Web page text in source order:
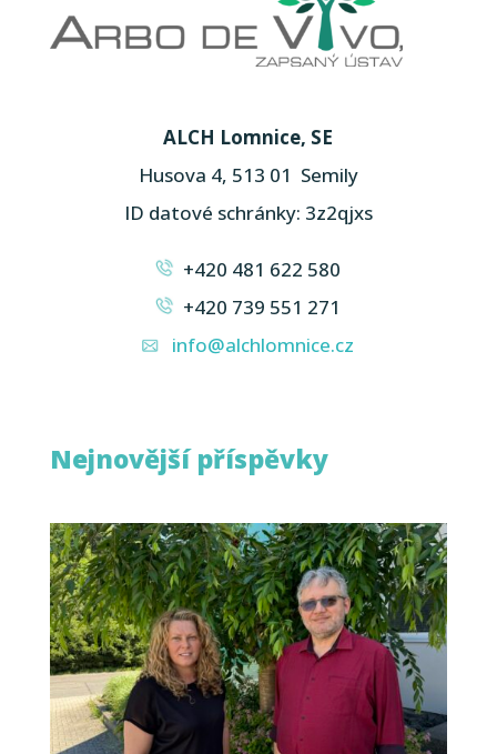
ALCH Lomnice, SE
Husova 4, 513 01 Semily
ID datové schránky: 3z2qjxs
+420 481 622 580
+420 739 551 271
info@alchlomnice.cz
Nejnovější příspěvky